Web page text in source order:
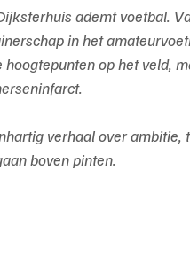
ploeg
26/27
ademt voetbal.
in het
hoogtepunten op het veld,
verhaal over
boven pinten.